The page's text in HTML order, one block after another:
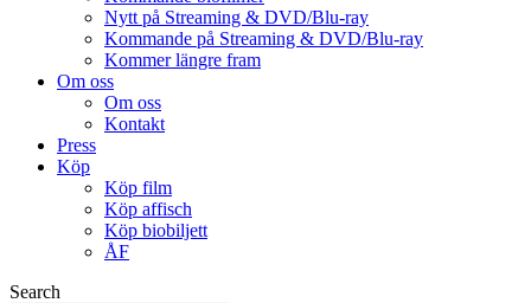
Nytt på Streaming & DVD/Blu-ray
Kommande på Streaming & DVD/Blu-ray
Kommer längre fram
Om oss
Om oss
Kontakt
Press
Köp
Köp film
Köp affisch
Köp biobiljett
ÅF
Search